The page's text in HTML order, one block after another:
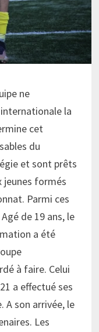
ne
la
cet
du
et sont prêts
jeunes formés
Parmi ces
de 19 ans, le
a été
à faire. Celui
a effectué ses
A son arrivée, le
Les